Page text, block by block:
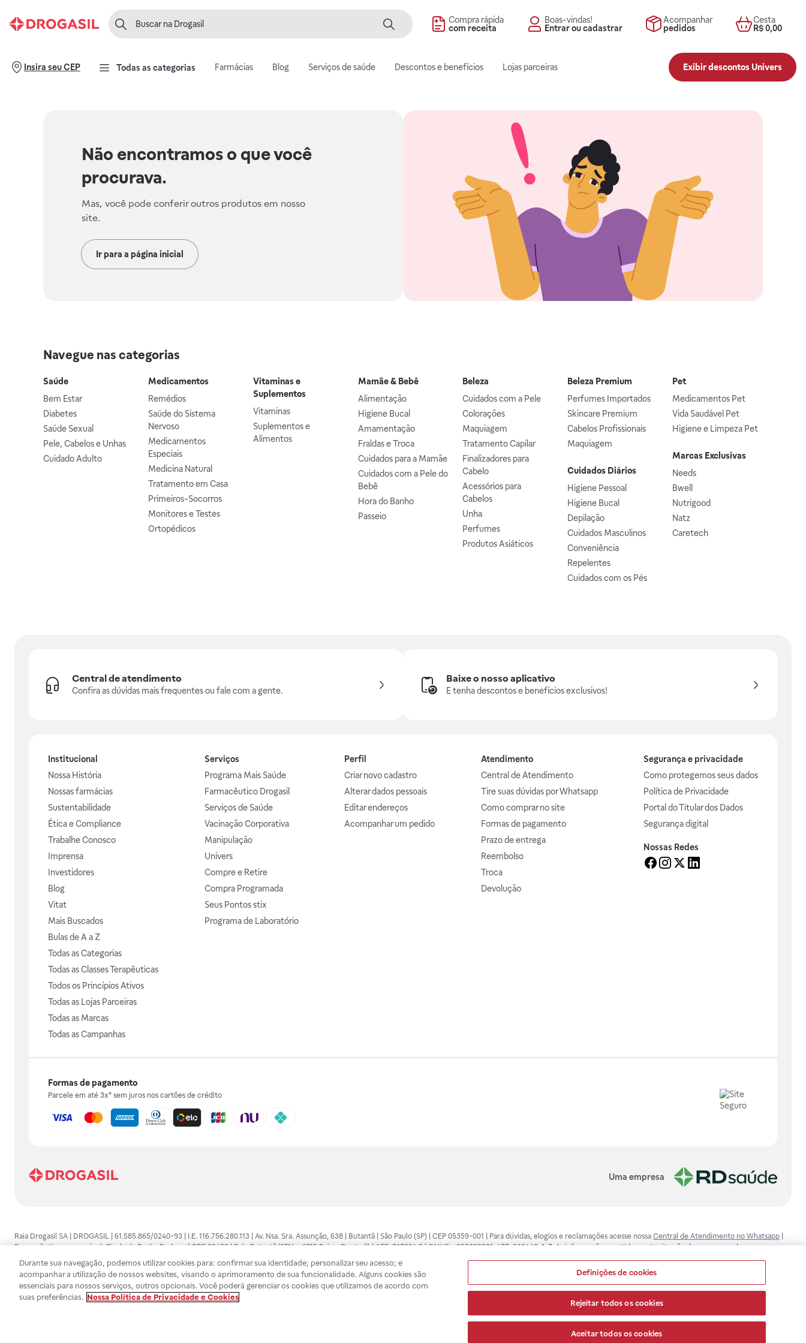
Compra rápida
com receita
Boas-vindas!
Entrar ou cadastrar
Acompanhar
pedidos
Cesta
R$ 0,00
Insira seu CEP Todas as categorias Farmácias Blog Serviços de saúde Descontos e benefícios Lojas parceiras Exibir descontos Univers
Não encontramos o que você
procurava.
Mas, você pode conferir outros produtos em nosso
site.
Ir para a página inicial
Navegue nas categorias
Saúde
Bem Estar
Diabetes
Saúde Sexual
Pele, Cabelos e Unhas
Cuidado Adulto
Medicamentos
Remédios
Saúde do Sistema
Nervoso
Medicamentos
Especiais
Medicina Natural
Tratamento em Casa
Primeiros-Socorros
Monitores e Testes
Ortopédicos
Vitaminas e
Suplementos
Vitaminas
Suplementos e
Alimentos
Mamãe & Bebê
Alimentação
Higiene Bucal
Amamentação
Fraldas e Troca
Cuidados para a Mamãe
Cuidados com a Pele do
Bebê
Hora do Banho
Passeio
Beleza
Cuidados com a Pele
Colorações
Maquiagem
Tratamento Capilar
Finalizadores para
Cabelo
Acessórios para
Cabelos
Unha
Perfumes
Produtos Asiáticos
Beleza Premium
Perfumes Importados
Skincare Premium
Cabelos Profissionais
Maquiagem
Cuidados Diários
Higiene Pessoal
Higiene Bucal
Depilação
Cuidados Masculinos
Conveniência
Repelentes
Cuidados com os Pés
Pet
Medicamentos Pet
Vida Saudável Pet
Higiene e Limpeza Pet
Marcas Exclusivas
Needs
Bwell
Nutrigood
Natz
Caretech
Central de atendimento
Confira as dúvidas mais frequentes ou fale com a gente.
Baixe o nosso aplicativo
E tenha descontos e benefícios exclusivos!
Institucional
Nossa História
Nossas farmácias
Sustentabilidade
Ética e Compliance
Trabalhe Conosco
Imprensa
Investidores
Blog
Vitat
Mais Buscados
Bulas de A a Z
Todas as Categorias
Todas as Classes Terapêuticas
Todos os Princípios Ativos
Todas as Lojas Parceiras
Todas as Marcas
Todas as Campanhas
Serviços
Programa Mais Saúde
Farmacêutico Drogasil
Serviços de Saúde
Vacinação Corporativa
Manipulação
Univers
Compre e Retire
Compra Programada
Seus Pontos stix
Programa de Laboratório
Perfil
Criar novo cadastro
Alterar dados pessoais
Editar endereços
Acompanhar um pedido
Atendimento
Central de Atendimento
Tire suas dúvidas por Whatsapp
Como comprar no site
Formas de pagamento
Prazo de entrega
Reembolso
Troca
Devolução
Segurança e privacidade
Como protegemos seus dados
Política de Privacidade
Portal do Titular dos Dados
Segurança digital
Nossas Redes
Formas de pagamento
Parcele em até 3x* sem juros nos cartões de crédito
Uma empresa
Raia Drogasil SA | DROGASIL | 61.585.865/0240-93 | I.E. 116.756.280.113 | Av. Nsa. Sra. Assunção, 638 | Butantã | São Paulo (SP) | CEP 05359-001 | Para dúvidas, elogios e reclamações acesse nossa Central de Atendimento no Whatsapp
Farmacêutico responsável: Gisele da Penha Barbosa | CRF 89453 | Polo Butantã (1714 e 1715 Raia e Drogasil) | AFE: 7.17094.5 | CMVS - 355030801-477-002443-1-7. As informações contidas neste site não devem ser usadas para
automedicação e não substituem, em hipótese alguma, as orientações dadas pelo profissional da área médica. Somente o médico está apto a diagnosticar qualquer problema de saúde e prescrever o tratamento adequado. Ao
persistirem os sintomas, um médico deverá ser consultado. Os preços e promoções divulgados no site são válidos apenas para compras feitas pela internet. Maiores esclarecimentos, consultar o site: www.anvisa.gov.br. A Raia Drogasil
SA trabalha com as tecnologias mais avançadas de proteção de dados, para que você possa realizar suas compras com tranquilidade. A privacidade e a segurança dos clientes são compromissos da Raia Drogasil SA. Todos os pedidos
efetuados estão sujeitos à confirmação da disponibilidade de produto em nosso estoque.
Durante sua navegação, podemos utilizar cookies para: confirmar sua identidade; personalizar seu acesso; e
acompanhar a utilização de nossos websites, visando o aprimoramento de sua funcionalidade. Alguns cookies são
essenciais para nossos serviços, outros opcionais. Você poderá gerenciar os cookies que utilizamos de acordo com
suas preferências. Nossa Política de Privacidade e Cookies
Definições de cookies
Rejeitar todos os cookies
Aceitar todos os cookies